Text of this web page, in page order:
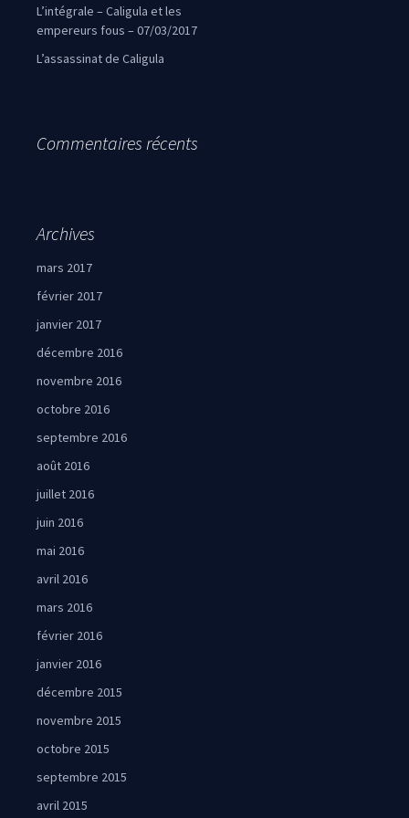
L’intégrale – Caligula et les
empereurs fous – 07/03/2017
L’assassinat de Caligula
Commentaires récents
Archives
mars 2017
février 2017
janvier 2017
décembre 2016
novembre 2016
octobre 2016
septembre 2016
août 2016
juillet 2016
juin 2016
mai 2016
avril 2016
mars 2016
février 2016
janvier 2016
décembre 2015
novembre 2015
octobre 2015
septembre 2015
avril 2015